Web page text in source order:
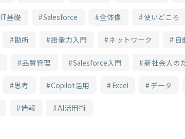
IT基礎 Salesforce 全体像 使いどころ
勘所 語彙力入門 ネットワーク 自
品質管理 Salesforce入門 新社会人の
思考 Copilot活用 Excel データ
情報 AI活用術